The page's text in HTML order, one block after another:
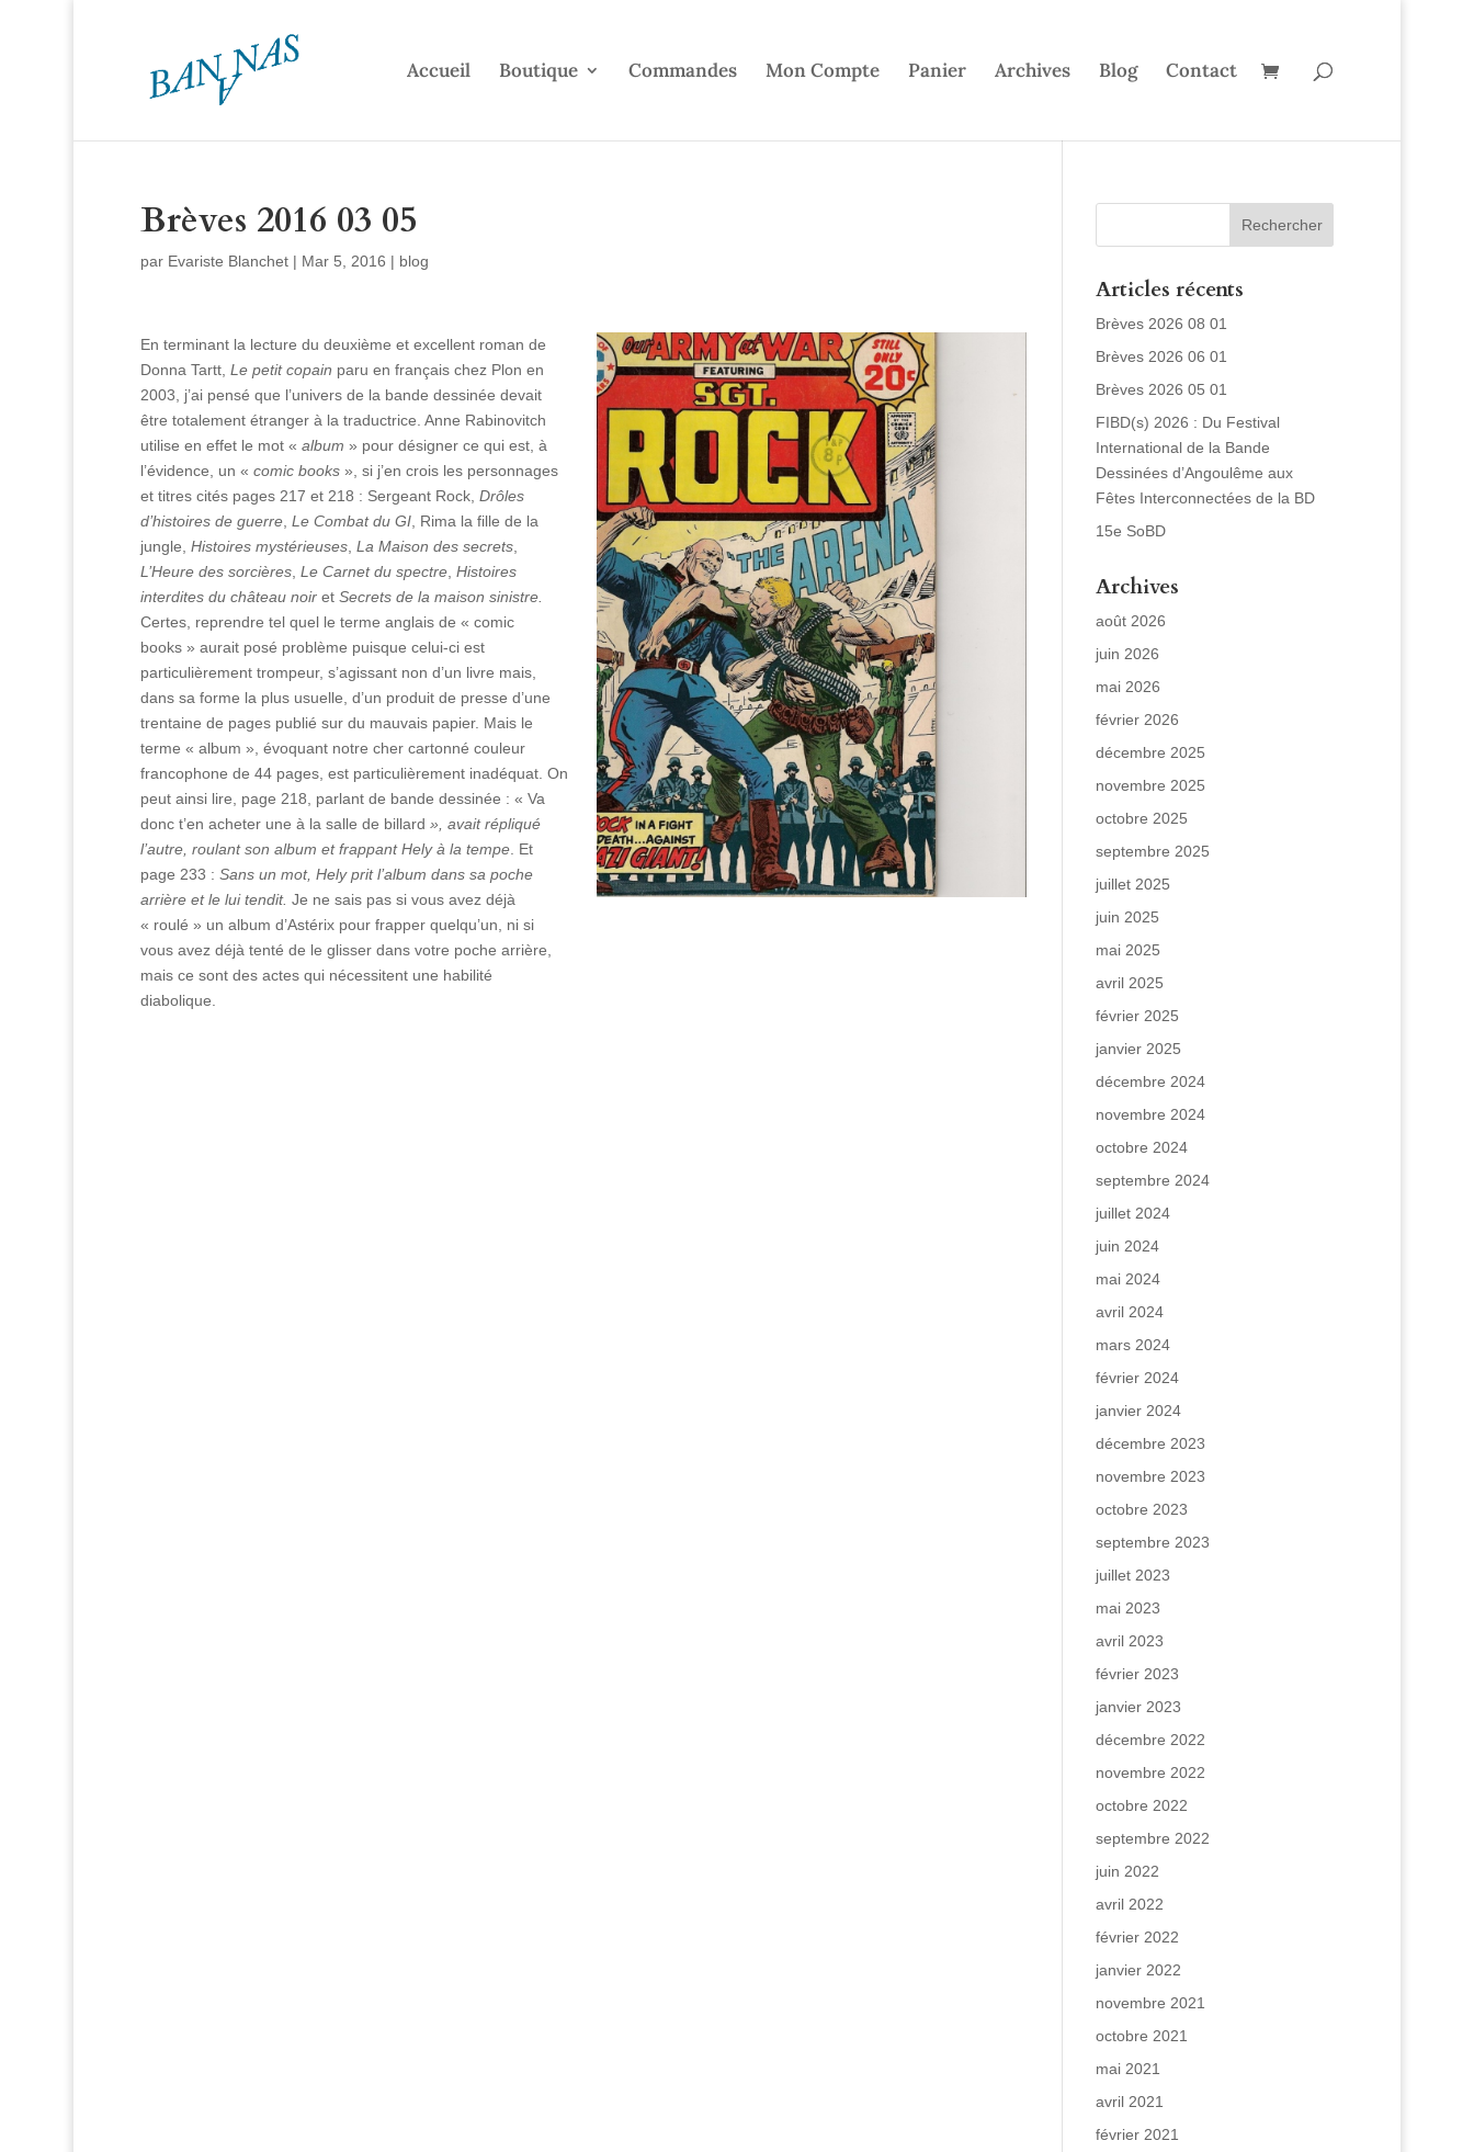
Accueil Boutique Commandes Mon Compte Panier Archives Blog Contact
Brèves 2016 03 05
par Evariste Blanchet| Mar 5, 2016 | blog
En terminant la lecture du deuxième et excellent roman de
Donna Tartt, Le petit copain paru en français chez Plon en
2003, j’ai pensé que l’univers de la bande dessinée devait
être totalement étranger à la traductrice. Anne Rabinovitch
utilise en effet le mot « album » pour désigner ce qui est, à
l’évidence, un « comic books», si j’en crois les personnages
et titres cités pages 217 et 218 : Sergeant Rock, Drôles
d’histoires de guerre, Le Combat du GI, Rima la fille de la
jungle, Histoires mystérieuses, La Maison des secrets,
L’Heure des sorcières, Le Carnet du spectre, Histoires
interdites du château noiret Secrets de la maison sinistre.
Certes, reprendre tel quel le terme anglais de « comic
books » aurait posé problème puisque celui-ci est
particulièrement trompeur, s’agissant non d’un livre mais,
dans sa forme la plus usuelle, d’un produit de presse d’une
trentaine de pages publié sur du mauvais papier. Mais le
terme « album », évoquant notre cher cartonné couleur
francophone de 44 pages, est particulièrement inadéquat. On
peut ainsi lire, page 218, parlant de bande dessinée : « Va
donc t’en acheter une à la salle de billard », avait répliqué
l’autre, roulant son album et frappant Hely à la tempe. Et
page 233 : Sans un mot, Hely prit l’album dans sa poche
arrière et le lui tendit. Je ne sais pas si vous avez déjà
« roulé » un album d’Astérix pour frapper quelqu’un, ni si
vous avez déjà tenté de le glisser dans votre poche arrière,
mais ce sont des actes qui nécessitent une habilité
diabolique.
Articles récents
Brèves 2026 08 01
Brèves 2026 06 01
Brèves 2026 05 01
FIBD(s) 2026 : Du Festival
International de la Bande
Dessinées d’Angoulême aux
Fêtes Interconnectées de la BD
15e SoBD
Archives
août 2026
juin 2026
mai 2026
février 2026
décembre 2025
novembre 2025
octobre 2025
septembre 2025
juillet 2025
juin 2025
mai 2025
avril 2025
février 2025
janvier 2025
décembre 2024
novembre 2024
octobre 2024
septembre 2024
juillet 2024
juin 2024
mai 2024
avril 2024
mars 2024
février 2024
janvier 2024
décembre 2023
novembre 2023
octobre 2023
septembre 2023
juillet 2023
mai 2023
avril 2023
février 2023
janvier 2023
décembre 2022
novembre 2022
octobre 2022
septembre 2022
juin 2022
avril 2022
février 2022
janvier 2022
novembre 2021
octobre 2021
mai 2021
avril 2021
février 2021